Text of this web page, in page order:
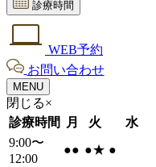
診療時間
WEB予約
お問い合わせ
MENU
閉じる×
診療時間
月 火 水
9:00〜
12:00
●● ●★ ●